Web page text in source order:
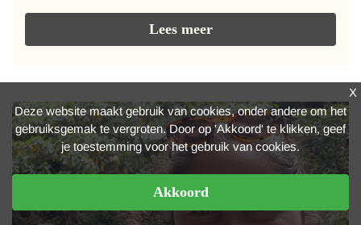
Lees meer
Deze website maakt gebruik van cookies, onder andere om het
gebruiksgemak te vergroten. Door op 'Akkoord' te klikken, geef
je toestemming voor het gebruik van cookies.
Akkoord
X